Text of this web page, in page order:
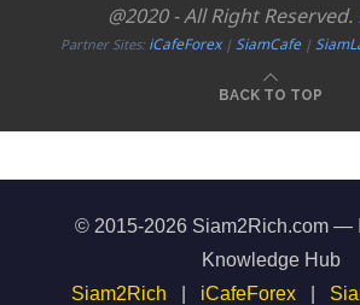
@2020 - All Right Reserved.
Partner Sites:iCafeForex|SiamCafe|
BACK TO TOP
© 2015-2026 Siam2Rich.com —
Knowledge Hub
Siam2Rich
iCafeForex